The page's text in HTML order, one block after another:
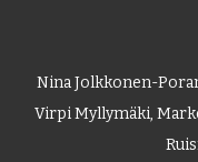
Nina Jolkkonen-
Virpi Myllymäki,